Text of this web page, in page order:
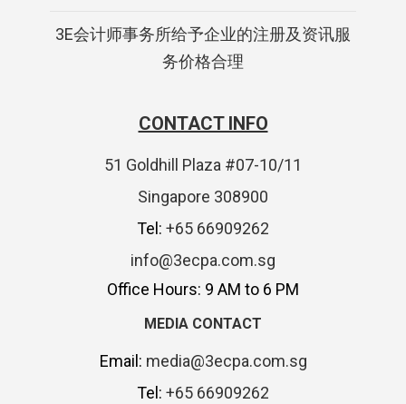
3E会计师事务所给予企业的注册及资讯服
务价格合理
CONTACT INFO
51 Goldhill Plaza #07-10/11
Singapore 308900
Tel: +65 66909262
info@3ecpa.com.sg
Office Hours: 9 AM to 6 PM
MEDIA CONTACT
Email: media@3ecpa.com.sg
Tel: +65 66909262